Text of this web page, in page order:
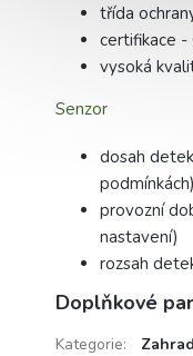
třída
certifikace -
vysoká
Senzor
dosah
podmínkách)
provozní
nastavení)
rozsah
Doplňkové
Kategorie: